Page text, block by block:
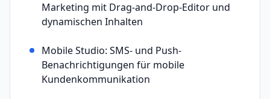
Marketing mit Drag-and-Drop-Editor und
dynamischen Inhalten
Mobile Studio: SMS- und Push-
Benachrichtigungen für mobile
Kundenkommunikation